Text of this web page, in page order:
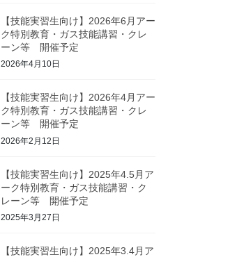
【技能実習生向け】2026年6月アー
ク特別教育・ガス技能講習・クレ
ーン等 開催予定
2026年4月10日
【技能実習生向け】2026年4月アー
ク特別教育・ガス技能講習・クレ
ーン等 開催予定
2026年2月12日
【技能実習生向け】2025年4.5月ア
ーク特別教育・ガス技能講習・ク
レーン等 開催予定
2025年3月27日
【技能実習生向け】2025年3.4月ア